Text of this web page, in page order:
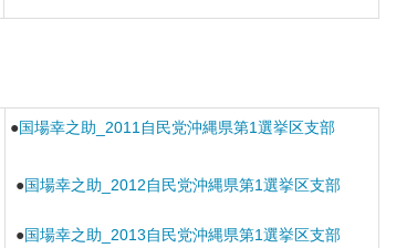
●国場幸之助_2011自民党沖縄県第1選挙区支部
●国場幸之助_2012自民党沖縄県第1選挙区支部
●国場幸之助_2013自民党沖縄県第1選挙区支部